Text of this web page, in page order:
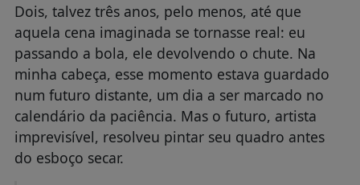
Dois, talvez três anos, pelo menos, até que
aquela cena imaginada se tornasse real: eu
passando a bola, ele devolvendo o chute. Na
minha cabeça, esse momento estava guardado
num futuro distante, um dia a ser marcado no
calendário da paciência. Mas o futuro, artista
imprevisível, resolveu pintar seu quadro antes
do esboço secar.